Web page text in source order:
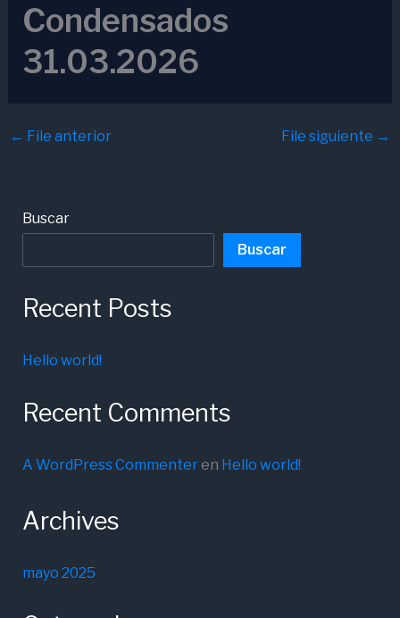
Condensados
31.03.2026
← File anterior File siguiente →
Buscar
Buscar
Recent Posts
Hello world!
Recent Comments
A WordPress Commenteren Hello world!
Archives
mayo 2025